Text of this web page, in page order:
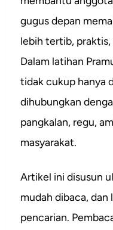
gugus depan
lebih tertib,
Dalam latihan
tidak cukup hanya
dihubungkan
pangkalan, regu,
masyarakat.
Artikel ini disusun
mudah dibaca,
pencarian.